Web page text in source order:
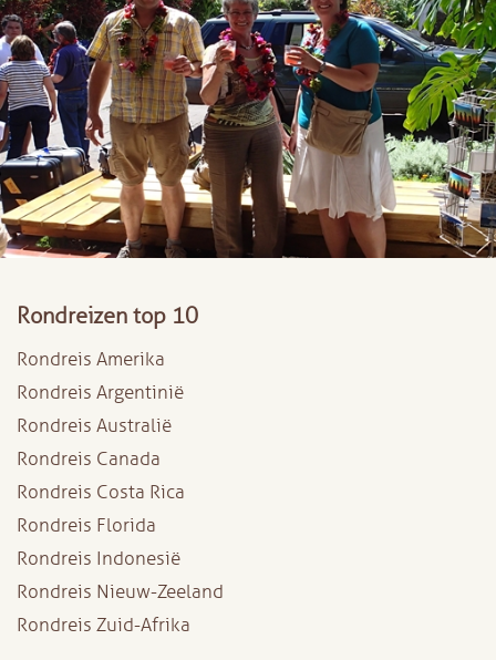
Rondreizen top 10
Rondreis Amerika
Rondreis Argentinië
Rondreis Australië
Rondreis Canada
Rondreis Costa Rica
Rondreis Florida
Rondreis Indonesië
Rondreis Nieuw-Zeeland
Rondreis Zuid-Afrika